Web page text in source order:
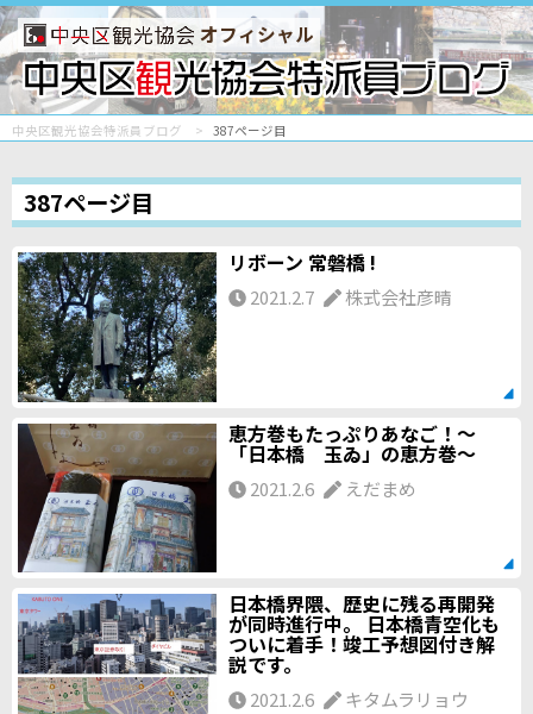
オフィシャル
中央区観光協会特派員ブログ 387ページ目
387ページ目
リボーン 常磐橋 !
2021.2.7 株式会社彦晴
恵方巻もたっぷりあなご！～
「日本橋 玉ゐ」の恵方巻～
2021.2.6 えだまめ
日本橋界隈、歴史に残る再開発
が同時進行中。 日本橋青空化も
ついに着手！竣工予想図付き解
説です。
2021.2.6 キタムラリョウ